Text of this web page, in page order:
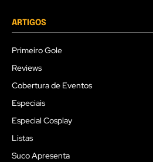
ARTIGOS
Primeiro Gole
Reviews
Cobertura de Eventos
Especiais
Especial Cosplay
Listas
Suco Apresenta